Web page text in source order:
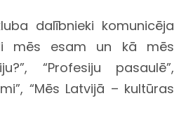
dalībnieki komunicēja
mēs esam un kā mēs
“Profesiju pasaulē”,
“Mēs Latvijā – kultūras